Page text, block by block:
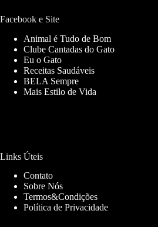
Facebook e Site
Animal é Tudo de Bom
Clube Cantadas do Gato
Eu o Gato
Receitas Saudáveis
BELA Sempre
Mais Estilo de Vida
Links Úteis
Contato
Sobre Nós
Termos&Condições
Política de Privacidade